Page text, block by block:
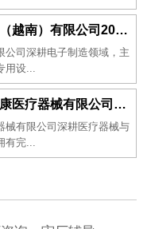
祝贺立讯技术（越南）有限公司2026年一次性成功通过RBA-VAP审核获得金牌评级！
公司深耕电子制造领域，主
设...
祝贺河南意诺康医疗器械有限公司2026年一次性成功通过GMP认证
械有限公司深耕医疗器械与
完...